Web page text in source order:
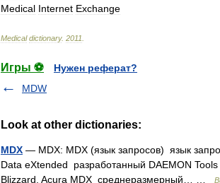
Medical Internet Exchange
Medical dictionary. 2011
Игры ⚽
Нужен реферат?
MDW
Look at other dictionaries:
MDX — MDX: MDX (язык запросов) язык
Data eXtended разработанный DAEMON
Blizzard. Acura MDX среднеразмерный… …